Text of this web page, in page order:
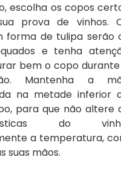
escolha os copos
prova de vinhos.
forma de tulipa serão
e tenha
bem o copo
Mantenha a
na metade inferior
para que não altere
do
a temperatura,
suas mãos.